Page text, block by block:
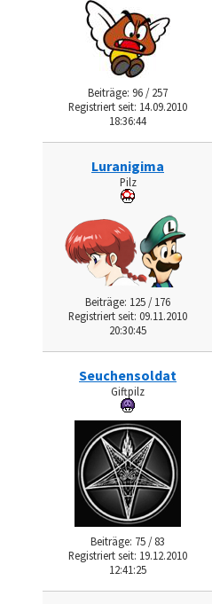
Beiträge: 96 / 257
Registriert seit: 14.09.2010
18:36:44
Luranigima
Pilz
Beiträge: 125 / 176
Registriert seit: 09.11.2010
20:30:45
Seuchensoldat
Giftpilz
Beiträge: 75 / 83
Registriert seit: 19.12.2010
12:41:25